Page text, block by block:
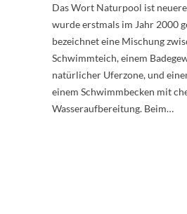
Das Wort Naturpool ist
wurde erstmals im Jahr 2000
bezeichnet eine Mischung
Schwimmteich, einem
natürlicher Uferzone, und
einem Schwimmbecken mit
Wasseraufbereitung. Beim…